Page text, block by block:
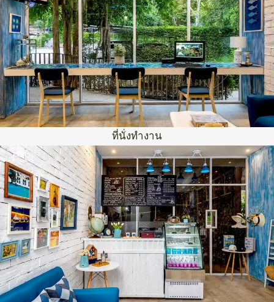
ที่นั่งทำงาน